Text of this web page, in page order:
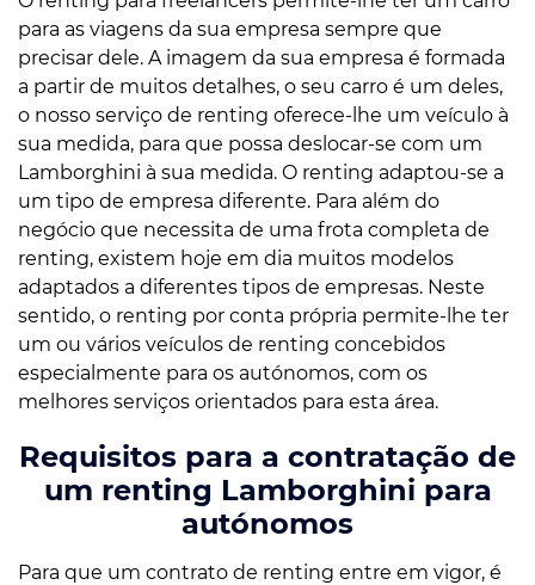
para as viagens da sua empresa sempre que
precisar dele. A imagem da sua empresa é formada
a partir de muitos detalhes, o seu carro é um deles,
o nosso serviço de renting oferece-lhe um veículo à
sua medida, para que possa deslocar-se com um
Lamborghini à sua medida. O renting adaptou-se a
um tipo de empresa diferente. Para além do
negócio que necessita de uma frota completa de
renting, existem hoje em dia muitos modelos
adaptados a diferentes tipos de empresas. Neste
sentido, o renting por conta própria permite-lhe ter
um ou vários veículos de renting concebidos
especialmente para os autónomos, com os
melhores serviços orientados para esta área.
Requisitos para a contratação de
um renting Lamborghini para
autónomos
Para que um contrato de renting entre em vigor, é